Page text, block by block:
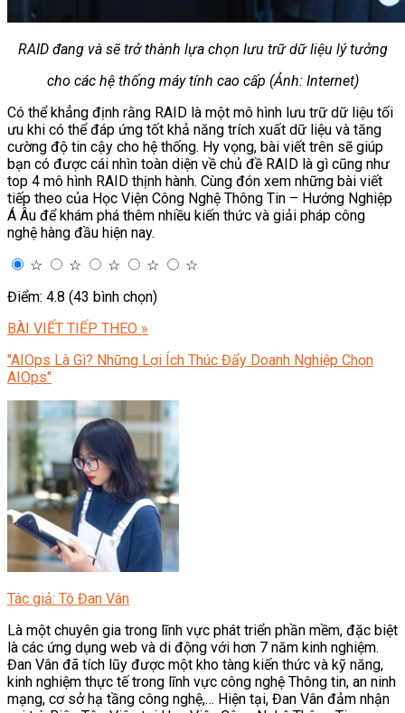
RAID đang và sẽ trở thành lựa chọn lưu trữ dữ liệu lý tưởng
cho các hệ thống máy tính cao cấp (Ảnh: Internet)
Có thể khẳng định rằng RAID là một mô hình lưu trữ dữ liệu tối
ưu khi có thể đáp ứng tốt khả năng trích xuất dữ liệu và tăng
cường độ tin cậy cho hệ thống. Hy vọng, bài viết trên sẽ giúp
bạn có được cái nhìn toàn diện về chủ đề RAID là gì cũng như
top 4 mô hình RAID thịnh hành. Cùng đón xem những bài viết
tiếp theo của Học Viện Công Nghệ Thông Tin – Hướng Nghiệp
Á Âu để khám phá thêm nhiều kiến thức và giải pháp công
nghệ hàng đầu hiện nay.
☆
☆ ☆ ☆
☆
Điểm: 4.8 (43 bình chọn)
BÀI VIẾT TIẾP THEO »
"AIOps Là Gì? Những Lợi Ích Thúc Đẩy Doanh Nghiệp Chọn
AIOps"
Tác giả: Tô Đan Vân
Là một chuyên gia trong lĩnh vực phát triển phần mềm, đặc biệt
là các ứng dụng web và di động với hơn 7 năm kinh nghiệm.
Đan Vân đã tích lũy được một kho tàng kiến thức và kỹ năng,
kinh nghiệm thực tế trong lĩnh vực công nghệ Thông tin, an ninh
mạng, cơ sở hạ tầng công nghệ,… Hiện tại, Đan Vân đảm nhận